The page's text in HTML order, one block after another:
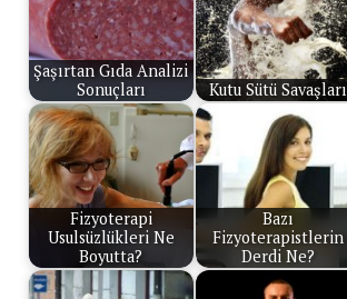
Şaşırtan Gıda Analizi
Sonuçları
Kutu Sütü Savaşları
Fizyoterapi
Usulsüzlükleri Ne
Boyutta?
Bazı
Fizyoterapistlerin
Derdi Ne?